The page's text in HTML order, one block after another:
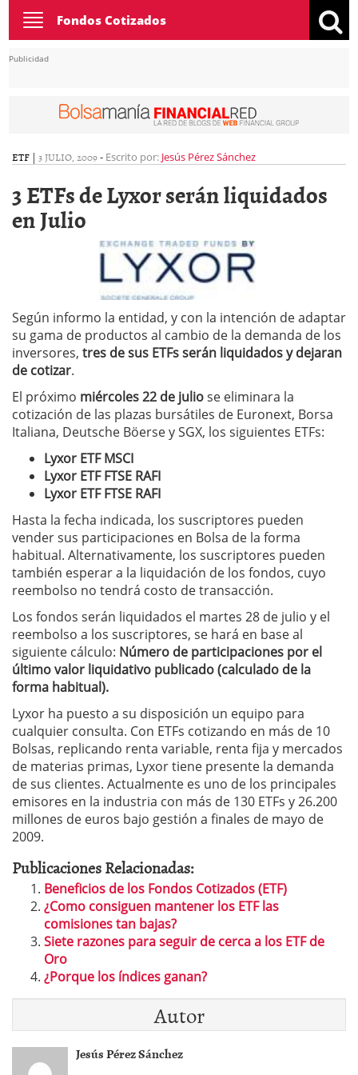
Toggle
navigation
Fondos Cotizados
Publicidad
ETF | 3 JULIO, 2009- Escrito por: Jesús Pérez Sánchez
3 ETFs de Lyxor serán liquidados
en Julio
Según informo la entidad, y con la intención de adaptar
su gama de productos al cambio de la demanda de los
inversores, tres de sus ETFs serán liquidados y dejaran
de cotizar.
El próximo miércoles 22 de juliose eliminara la
cotización de las plazas bursátiles de Euronext, Borsa
Italiana, Deutsche Böerse y SGX, los siguientes ETFs:
Lyxor ETF MSCI
Lyxor ETF FTSE RAFI
Lyxor ETF FTSE RAFI
Hasta la fecha indicada, los suscriptores pueden
vender sus participaciones en Bolsa de la forma
habitual. Alternativamente, los suscriptores pueden
también esperar a la liquidación de los fondos, cuyo
reembolso no tendrá costo de transacción.
Los fondos serán liquidados el martes 28 de julio y el
reembolso a los suscriptores, se hará en base al
siguiente cálculo: Número de participaciones por el
último valor liquidativo publicado (calculado de la
forma habitual).
Lyxor ha puesto a su disposición un equipo para
cualquier consulta. Con ETFs cotizando en más de 10
Bolsas, replicando renta variable, renta fija y mercados
de materias primas, Lyxor tiene presente la demanda
de sus clientes. Actualmente es uno de los principales
emisores en la industria con más de 130 ETFs y 26.200
millones de euros bajo gestión a finales de mayo de
2009.
Publicaciones Relacionadas:
Beneficios de los Fondos Cotizados (ETF)
¿Como consiguen mantener los ETF las
comisiones tan bajas?
Siete razones para seguir de cerca a los ETF de
Oro
¿Porque los índices ganan?
Autor
Jesús Pérez Sánchez